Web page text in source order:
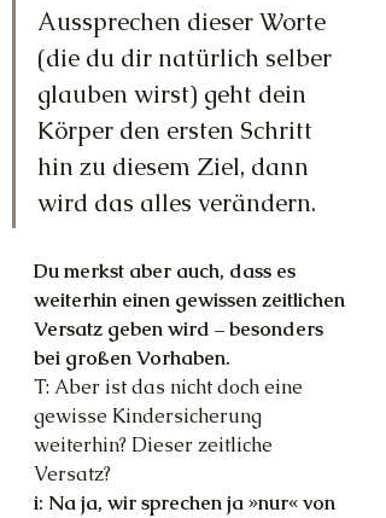
Aussprechen dieser Worte
(die du dir natürlich selber
glauben wirst) geht dein
Körper den ersten Schritt
hin zu diesem Ziel, dann
wird das alles verändern.
Du merkst aber auch, dass es
weiterhin einen gewissen zeitlichen
Versatz geben wird – besonders
bei großen Vorhaben.
T: Aber ist das nicht doch eine
gewisse Kindersicherung
weiterhin? Dieser zeitliche
Versatz?
i: Na ja, wir sprechen ja »nur« von